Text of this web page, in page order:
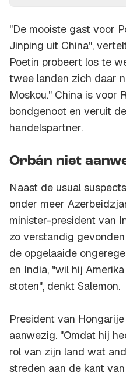
"De mooiste gast voor
Jinping uit China",
Poetin probeert los te
twee landen zich daar
Moskou." China is voor
bondgenoot en veruit
handelspartner.
Orbán niet
Naast de usual suspects
onder meer
minister-president van
zo verstandig
de opgelaaide
en India, "wil hij
stoten", denkt Salemon.
President van
aanwezig. "Omdat hij
rol van zijn land wat
streden aan de kant